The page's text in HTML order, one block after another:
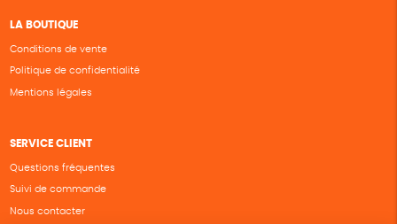
LA BOUTIQUE
Conditions de vente
Politique de confidentialité
Mentions légales
SERVICE CLIENT
Questions fréquentes
Suivi de commande
Nous contacter